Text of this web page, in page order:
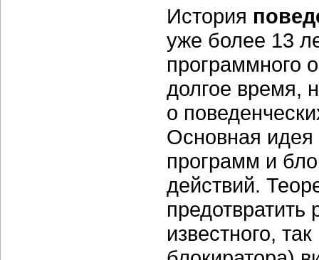
История
уже более 13
программного
долгое время,
о
Основная
программ и
действий.
предотвратить
известного,